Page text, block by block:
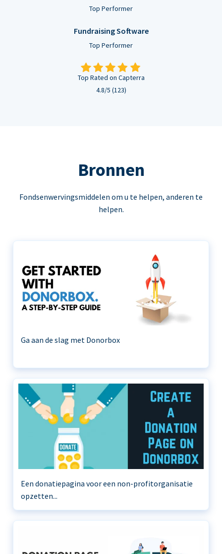
Top Performer
Fundraising Software
Top Performer
Top Rated on Capterra
4.8/5 (123)
Bronnen
Fondsenwervingsmiddelen om u te helpen, anderen te
helpen.
Ga aan de slag met Donorbox
Een donatiepagina voor een non-profitorganisatie
opzetten...